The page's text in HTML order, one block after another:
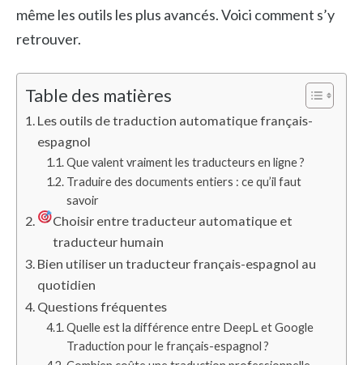
même les outils les plus avancés. Voici comment s’y
retrouver.
Table des matières
Les outils de traduction automatique français-
espagnol
Que valent vraiment les traducteurs en ligne ?
Traduire des documents entiers : ce qu’il faut
savoir
Choisir entre traducteur automatique et
traducteur humain
Bien utiliser un traducteur français-espagnol au
quotidien
Questions fréquentes
Quelle est la différence entre DeepL et Google
Traduction pour le français-espagnol ?